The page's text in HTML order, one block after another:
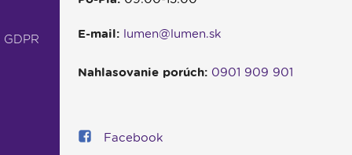
E-mail: lumen@lumen.sk
Nahlasovanie porúch: 0901 909 901
Facebook